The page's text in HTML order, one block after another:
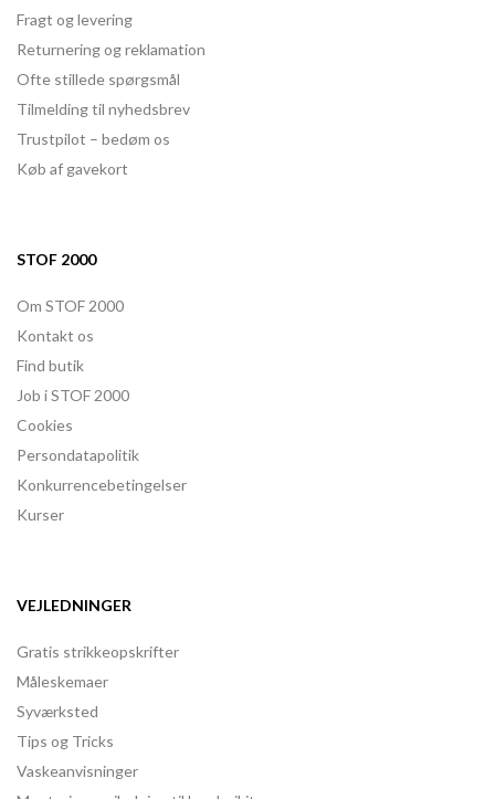
Fragt og levering
Returnering og reklamation
Ofte stillede spørgsmål
Tilmelding til nyhedsbrev
Trustpilot – bedøm os
Køb af gavekort
STOF 2000
Om STOF 2000
Kontakt os
Find butik
Job i STOF 2000
Cookies
Persondatapolitik
Konkurrencebetingelser
Kurser
VEJLEDNINGER
Gratis strikkeopskrifter
Måleskemaer
Syværksted
Tips og Tricks
Vaskeanvisninger